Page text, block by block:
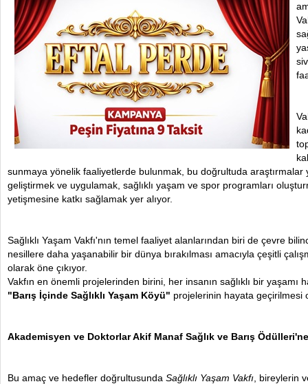
sunmaya yönelik faaliyetlerde bulunmak, bu doğrultuda araştırmalar
geliştirmek ve uygulamak, sağlıklı yaşam ve spor programları
yetişmesine katkı sağlamak yer alıyor.
Sağlıklı Yaşam Vakfı'nın temel faaliyet alanlarından biri de çevre
nesillere daha yaşanabilir bir dünya bırakılması amacıyla çeşitli
olarak öne çıkıyor.
Vakfın en önemli projelerinden birini, her insanın sağlıklı bir yaşamı
"Barış İçinde Sağlıklı Yaşam Köyü" projelerinin hayata geçirilmesi
Akademisyen ve Doktorlar Akif Manaf Sağlık ve Barış
Bu amaç ve hedefler doğrultusunda Sağlıklı Yaşam Vakfı , bireylerin